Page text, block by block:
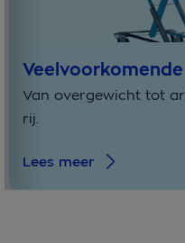
Van overgewicht tot
rij.
Lees meer